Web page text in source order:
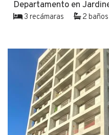
Departamento en
3 recámaras 2 baños